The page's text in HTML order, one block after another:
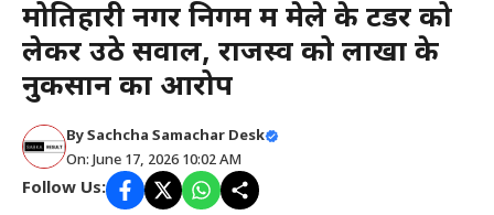
मोतिहारी नगर निगम में मेले के टेंडर को
लेकर उठे सवाल, राजस्व को लाखों के
नुकसान का आरोप
BySachcha Samachar Desk
On: June 17, 2026 10:02 AM
Follow Us: